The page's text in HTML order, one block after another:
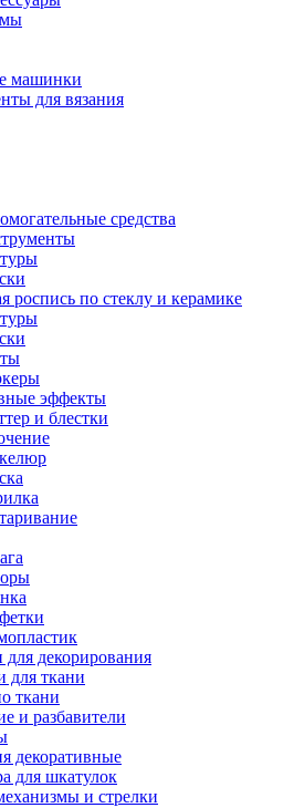
машинки
для вязания
средства
роспись по стеклу и керамике
эффекты
и блестки
для декорирования
для ткани
ткани
и разбавители
декоративные
для шкатулок
и стрелки